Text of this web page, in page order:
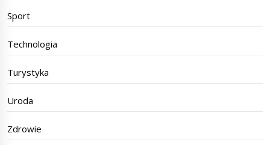
Sport
Technologia
Turystyka
Uroda
Zdrowie